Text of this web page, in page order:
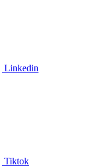
Linkedin
Tiktok